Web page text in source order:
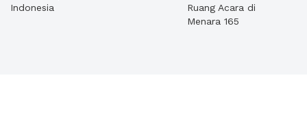
Indonesia
Ruang Acara di
Menara 165